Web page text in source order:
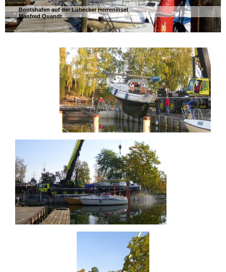
Bootshafen auf der Lübecker Herreninsel
Manfred Quandt